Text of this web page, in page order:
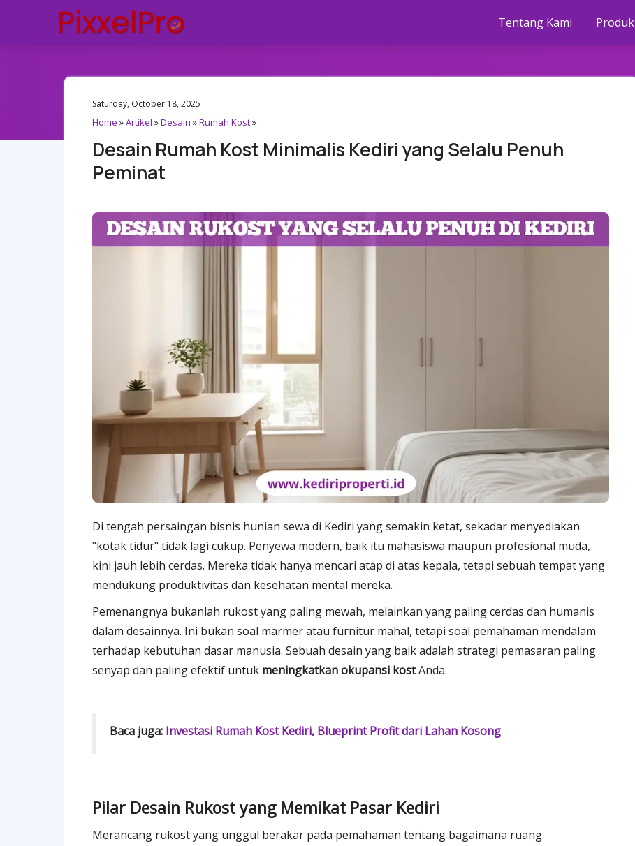
Tentang Kami Produk
Saturday, October 18, 2025
Home »Artikel »Desain »Rumah Kost»
Desain Rumah Kost Minimalis Kediri yang Selalu Penuh
Peminat
Di tengah persaingan bisnis hunian sewa di Kediri yang semakin ketat, sekadar menyediakan
"kotak tidur" tidak lagi cukup. Penyewa modern, baik itu mahasiswa maupun profesional muda,
kini jauh lebih cerdas. Mereka tidak hanya mencari atap di atas kepala, tetapi sebuah tempat yang
mendukung produktivitas dan kesehatan mental mereka.
Pemenangnya bukanlah rukost yang paling mewah, melainkan yang paling cerdas dan humanis
dalam desainnya. Ini bukan soal marmer atau furnitur mahal, tetapi soal pemahaman mendalam
terhadap kebutuhan dasar manusia. Sebuah desain yang baik adalah strategi pemasaran paling
senyap dan paling efektif untuk meningkatkan okupansi kostAnda.
Baca juga: Investasi Rumah Kost Kediri, Blueprint Profit dari Lahan Kosong
Pilar Desain Rukost yang Memikat Pasar Kediri
Merancang rukost yang unggul berakar pada pemahaman tentang bagaimana ruang